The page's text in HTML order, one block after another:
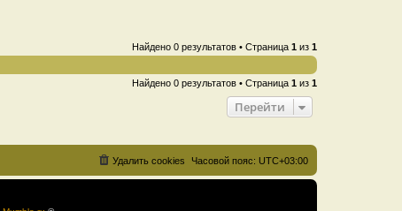
Найдено 0 результатов • Страница 1 из 1
Найдено 0 результатов • Страница 1 из 1
Перейти
Часовой пояс: UTC+03:00
Удалить cookies